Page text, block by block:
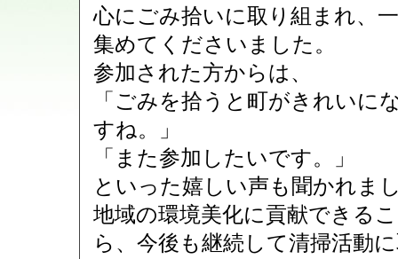
心にごみ拾いに取り組まれ、
集めてくださいました。
参加された方からは、
「ごみを拾うと町がきれいに
すね。」
「また参加したいです。」
といった嬉しい声も聞かれま
地域の環境美化に貢献できる
ら、今後も継続して清掃活動